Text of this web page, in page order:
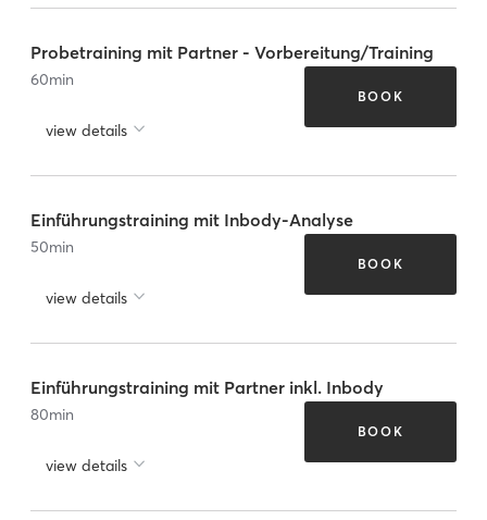
Probetraining mit Partner - Vorbereitung/Training
60min
view details
BOOK
Einführungstraining mit Inbody-Analyse
50min
view details
BOOK
Einführungstraining mit Partner inkl. Inbody
80min
view details
BOOK